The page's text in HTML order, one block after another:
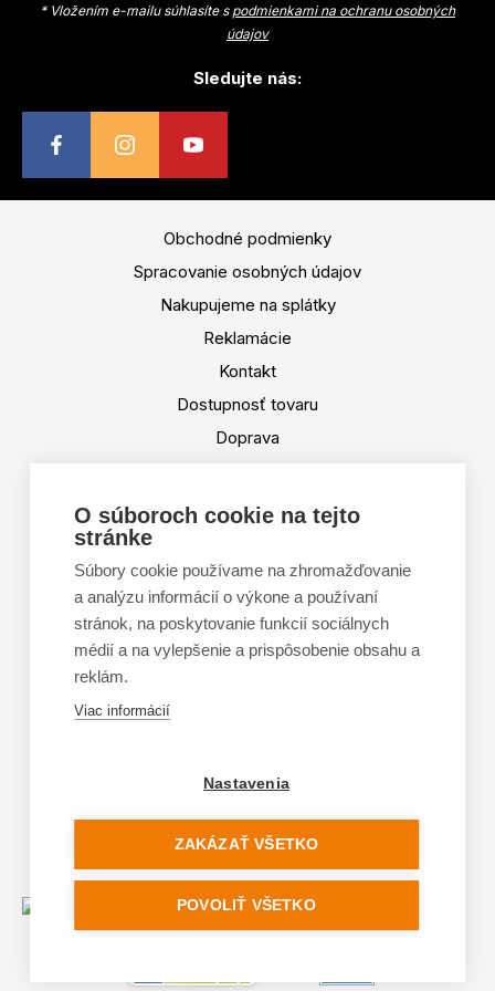
na helmu: Nie Počet komôr: 1 Rozmery (cm): 46x29x18
* Vložením e-mailu súhlasíte s podmienkami na ochranu osobných
údajov
Sledujte nás:
Obchodné podmienky
Spracovanie osobných údajov
Nakupujeme na splátky
Reklamácie
Kontakt
Dostupnosť tovaru
Doprava
Výmena a vrátenie tovaru
Doporučená dĺžka lyží
Vypaľovanie papúč
Veľkosti skeletu lyžiarok
Platforma na riešenie sporov online (ODR)
Formulár na odstúpenie od zmluvy
O súboroch cookie na tejto
stránke
Súbory cookie používame na zhromažďovanie
a analýzu informácií o výkone a používaní
stránok, na poskytovanie funkcií sociálnych
médií a na vylepšenie a prispôsobenie obsahu a
reklám.
Viac informácií
Nastavenia
ZAKÁZAŤ VŠETKO
POVOLIŤ VŠETKO